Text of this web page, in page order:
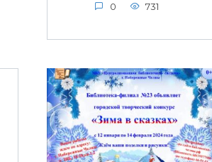
0 731